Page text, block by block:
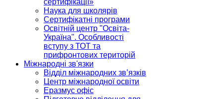
сертифікації»
Наука для школярів
Сертифікатні програми
Освітній центр "Освіта-
Україна". Особливості
вступу з ТОТ та
прифронтових територій
Міжнародні зв'язки
Відділ міжнародних зв’язків
Центр міжнародної освіти
Еразмус офіс